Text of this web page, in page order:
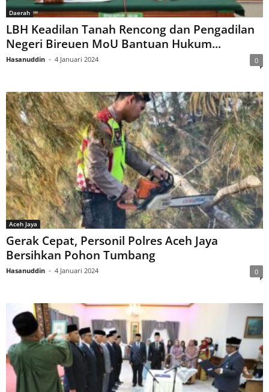
Daerah
LBH Keadilan Tanah Rencong dan Pengadilan
Negeri Bireuen MoU Bantuan Hukum...
Hasanuddin - 4 Januari 2024 0
Aceh Jaya
Gerak Cepat, Personil Polres Aceh Jaya
Bersihkan Pohon Tumbang
Hasanuddin - 4 Januari 2024 0